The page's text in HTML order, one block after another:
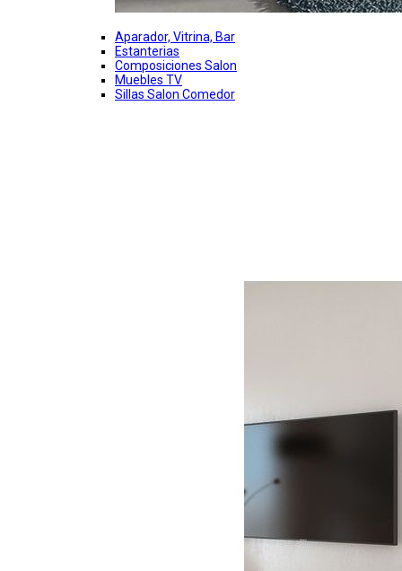
Aparador, Vitrina, Bar
Estanterias
Composiciones Salon
Muebles TV
Sillas Salon Comedor